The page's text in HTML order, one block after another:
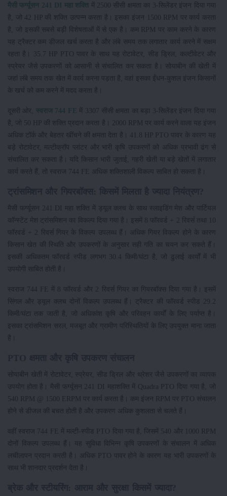
मैसी फर्ग्यूसन 241 DI महा शक्ति में 2500 सीसी क्षमता का 3-सिलेंडर इंजन दिया गया
है, जो 42 HP की शक्ति उत्पन्न करता है। इसका इंजन 1500 RPM पर कार्य करता
है, जो इसकी सबसे बड़ी विशेषताओं में से एक है। कम RPM पर काम करने के कारण
यह ट्रैक्टर कम डीजल खर्च करता है और लंबे समय तक लगातार कार्य करने में सक्षम
रहता है। 35.7 HP PTO पावर के साथ यह रोटावेटर, सीड ड्रिल, कल्टीवेटर और
स्प्रेयर जैसे उपकरणों को आसानी से संचालित कर सकता है। सोयाबीन की खेती में
जहां लंबे समय तक खेत में कार्य करना पड़ता है, वहां इसका ईंधन-कुशल इंजन किसानों
के खर्च को कम करने में मदद करता है।
दूसरी ओर, स्वराज 744 FE
में 3307 सीसी क्षमता का बड़ा 3-सिलेंडर इंजन दिया गया
है, जो 50 HP की शक्ति प्रदान करता है। 2000 RPM पर कार्य करने वाला यह इंजन
अधिक टॉर्क और बेहतर खींचने की क्षमता देता है। 41.8 HP PTO पावर के कारण यह
बड़े रोटावेटर, मल्टीक्रॉप प्लांटर और भारी कृषि उपकरणों को अधिक प्रभावी ढंग से
संचालित कर सकता है। यदि किसान भारी जुताई, गहरी खेती या बड़े खेतों में लगातार
कार्य करते हैं, तो स्वराज 744 FE अधिक शक्तिशाली विकल्प साबित हो सकता है।
मैसी फर्ग्यूसन 241 DI महा शक्ति में ड्यूल क्लच के साथ स्लाइडिंग मेश और पार्टियल
कॉन्स्टेंट मेश ट्रांसमिशन का विकल्प दिया गया है। इसमें 8 फॉरवर्ड + 2 रिवर्स तथा 10
फॉरवर्ड + 2 रिवर्स गियर के विकल्प उपलब्ध हैं। अधिक गियर विकल्प होने के कारण
किसान खेत की स्थिति और उपकरणों के अनुसार सही गति का चयन कर सकते हैं।
इसकी अधिकतम फॉरवर्ड स्पीड लगभग 30.4 किमी/घंटा है, जो ढुलाई कार्यों में भी
उपयोगी साबित होती है।
स्वराज 744 FE में 8 फॉरवर्ड और 2 रिवर्स गियर का गियरबॉक्स दिया गया है। इसमें
सिंगल और ड्यूल क्लच दोनों विकल्प उपलब्ध हैं। ट्रैक्टर की फॉरवर्ड स्पीड 29.2
किमी/घंटा तक जाती है, जो अधिकांश कृषि और परिवहन कार्यों के लिए पर्याप्त है।
इसका ट्रांसमिशन सरल, मजबूत और ग्रामीण परिस्थितियों के लिए उपयुक्त माना जाता
है।
सोयाबीन खेती में रोटावेटर, स्प्रेयर, सीड ड्रिल और थ्रेशर जैसे उपकरणों का व्यापक
उपयोग होता है। मैसी फर्ग्यूसन 241 DI महाशक्ति में Quadra PTO दिया गया है, जो
540 RPM @ 1500 ERPM पर कार्य करता है। कम इंजन RPM पर PTO संचालन
होने से डीजल की बचत होती है और उपकरण अधिक कुशलता से चलते हैं।
वहीं स्वराज 744 FE में मल्टी-स्पीड PTO दिया गया है, जिसमें 540 और 1000 RPM
दोनों विकल्प उपलब्ध हैं। यह सुविधा विभिन्न कृषि उपकरणों के संचालन में अधिक
लचीलापन प्रदान करती है। अधिक PTO पावर होने के कारण यह भारी उपकरणों के
साथ भी शानदार प्रदर्शन देता है।